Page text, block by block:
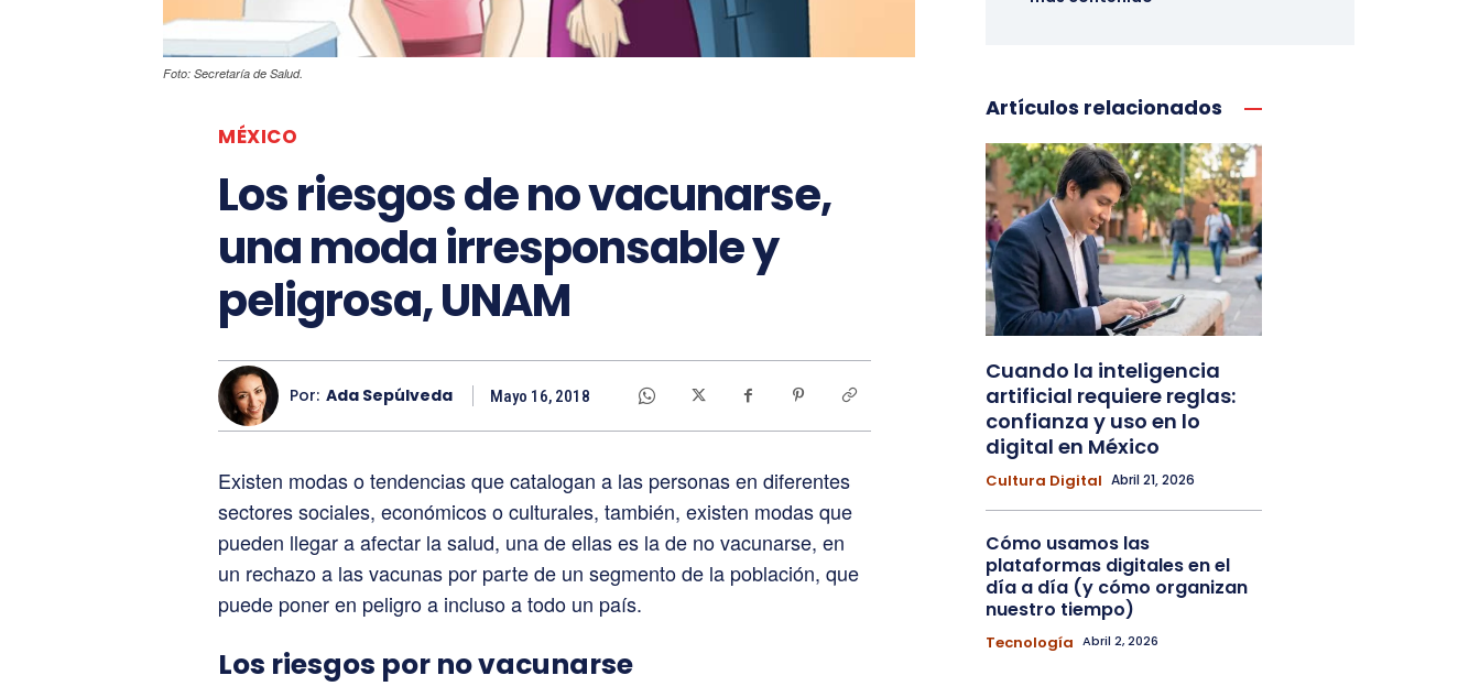
Foto: Secretaría de Salud.
MÉXICO
Los riesgos de no vacunarse,
una moda irresponsable y
peligrosa, UNAM
Por: Ada Sepúlveda Mayo 16, 2018
Existen modas o tendencias que catalogan a las personas en diferentes
sectores sociales, económicos o culturales, también, existen modas que
pueden llegar a afectar la salud, una de ellas es la de no vacunarse, en
un rechazo a las vacunas por parte de un segmento de la población, que
puede poner en peligro a incluso a todo un país.
Los riesgos por no vacunarse
Artículos relacionados
Cuando la inteligencia
artificial requiere reglas:
confianza y uso en lo
digital en México
Cultura Digital Abril 21, 2026
Cómo usamos las
plataformas digitales en el
día a día (y cómo organizan
nuestro tiempo)
Tecnología Abril 2, 2026